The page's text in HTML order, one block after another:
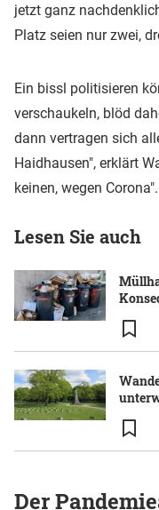
jetzt ganz
Platz seien nur zwei,
Ein bissl politisieren
verschaukeln, blöd
dann vertragen sich
Haidhausen", erklärt
keinen, wegen Corona".
Lesen Sie auch
Der